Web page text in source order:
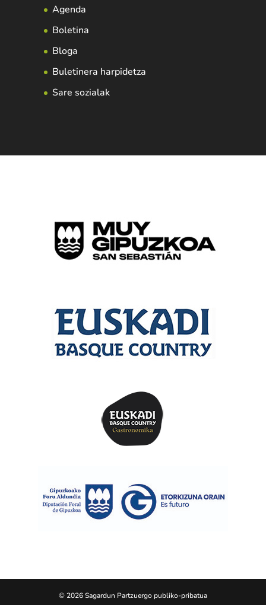
Agenda
Boletina
Bloga
Buletinera harpidetza
Sare sozialak
© 2026 Sagardun Partzuergo publiko-pribatua